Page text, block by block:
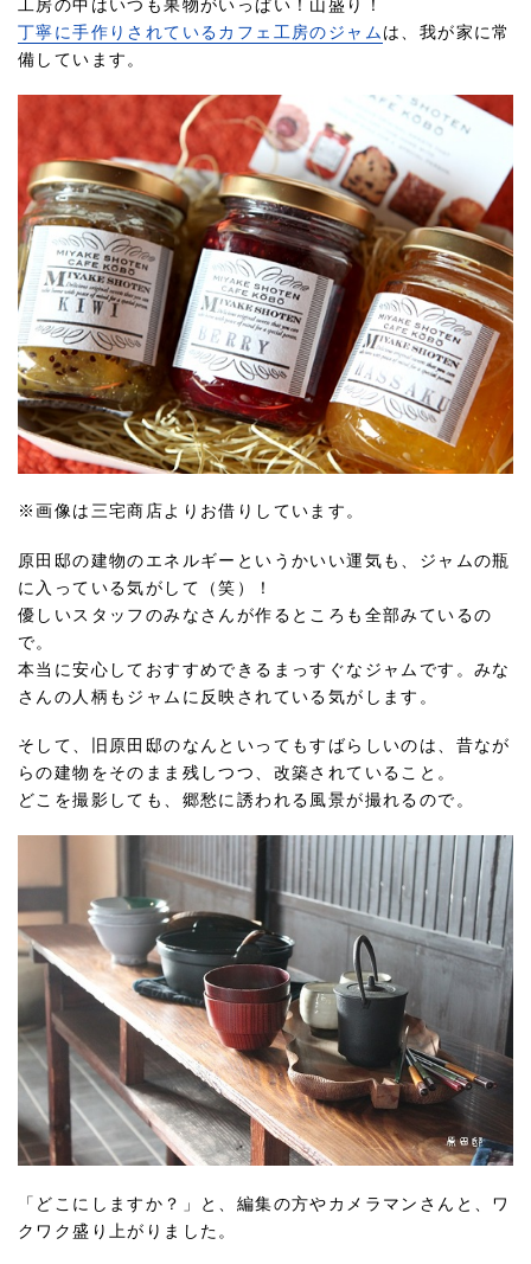
工房の中はいつも果物がいっぱい！山盛り！
丁寧に手作りされているカフェ工房のジャム は、我が家に常
備しています。
※画像は三宅商店よりお借りしています。
原田邸の建物のエネルギーというかいい運気も、ジャムの瓶
に入っている気がして（笑）！
優しいスタッフのみなさんが作るところも全部みているの
で。
本当に安心しておすすめできるまっすぐなジャムです。みな
さんの人柄もジャムに反映されている気がします。
そして、旧原田邸のなんといってもすばらしいのは、昔なが
らの建物をそのまま残しつつ、改築されていること。
どこを撮影しても、郷愁に誘われる風景が撮れるので。
「どこにしますか？」と、編集の方やカメラマンさんと、ワ
クワク盛り上がりました。